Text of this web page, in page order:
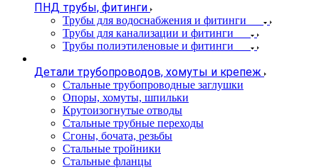
ПНД трубы, фитинги
Трубы для водоснабжения и фитинги
Трубы для канализации и фитинги
Трубы полиэтиленовые и фитинги
Детали трубопроводов, хомуты и крепеж
Стальные трубопроводные заглушки
Опоры, хомуты, шпильки
Крутоизогнутые отводы
Стальные трубные переходы
Сгоны, бочата, резьбы
Стальные тройники
Стальные фланцы